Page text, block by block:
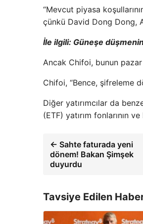
“Mevcut piyasa
çünkü David Dong Dong,
İle ilgili: Güneşe
Ancak Chifoi, bunun
Chifoi, “Bence, şifreleme
Diğer yatırımcılar da
(ETF) yatırım fonlarının
← Sahte faturada yeni
dönem! Bakan Şimşek
duyurdu
Tavsiye Edilen